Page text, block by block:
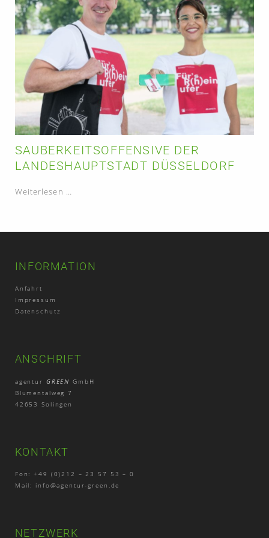
SAUBERKEITSOFFENSIVE DER
LANDESHAUPTSTADT DÜSSELDORF
Weiterlesen …
INFORMATION
Anfahrt
Impressum
Datenschutz
ANSCHRIFT
agentur GREEN GmbH
Blumentalweg 7
42653 Solingen
KONTAKT
Fon: +49 (0)212 – 23 57 53 – 0
Mail: info@agentur-green.de
NETZWERK